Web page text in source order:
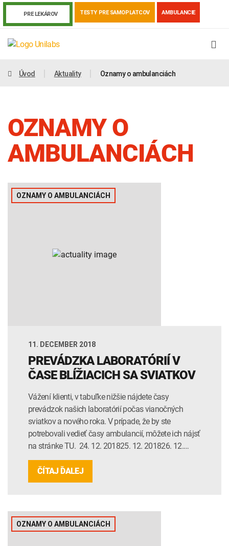
PRE LEKÁROV TESTY PRE SAMOPLATCOV AMBULANCIE
Genetika Covid-19 Žiadanky a tlačivá
Human papillomavirus (HPV)
Úvod Aktuality Oznamy o ambulanciách
OZNAMY O
AMBULANCIÁCH
OZNAMY O AMBULANCIÁCH
11. DECEMBER 2018
PREVÁDZKA LABORATÓRIÍ V
ČASE BLÍŽIACICH SA SVIATKOV
Vážení klienti, v tabuľke nižšie nájdete časy
prevádzok našich laboratórií počas vianočných
sviatkov a nového roka. V prípade, že by ste
potrebovali vedieť časy ambulancií, môžete ich nájsť
na stránke TU. 24. 12. 201825. 12. 201826. 12.…
ČÍTAJ ĎALEJ
OZNAMY O AMBULANCIÁCH